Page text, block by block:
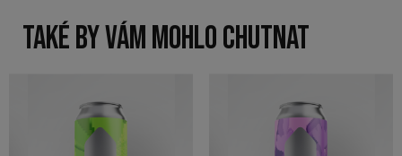
TAKÉ BY VÁM MOHLO CHUTNAT